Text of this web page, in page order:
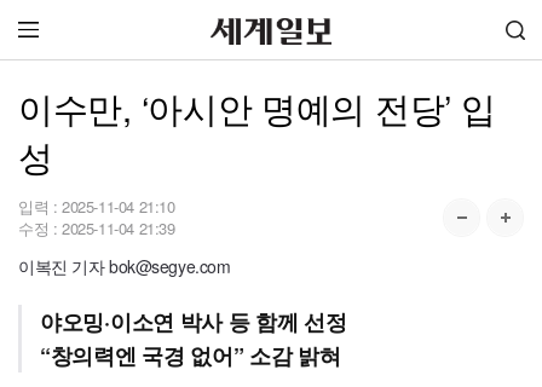
이수만, ‘아시안 명예의 전당’ 입
성
입력 : 2025-11-04 21:10
수정 : 2025-11-04 21:39
이복진 기자 bok@segye.com
야오밍·이소연 박사 등 함께 선정
“창의력엔 국경 없어” 소감 밝혀